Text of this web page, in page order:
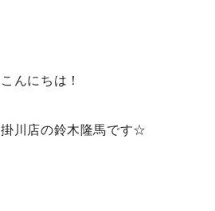
こんにちは！
掛川店の鈴木隆馬です☆